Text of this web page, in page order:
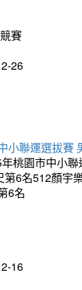
賽
26
小聯運選拔賽
桃園市中小
6名512顏宇
6名
16